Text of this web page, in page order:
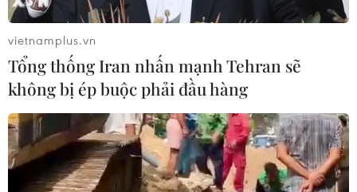
vietnamplus.vn
Tổng thống Iran nhấn mạnh Tehran sẽ
không bị ép buộc phải đầu hàng